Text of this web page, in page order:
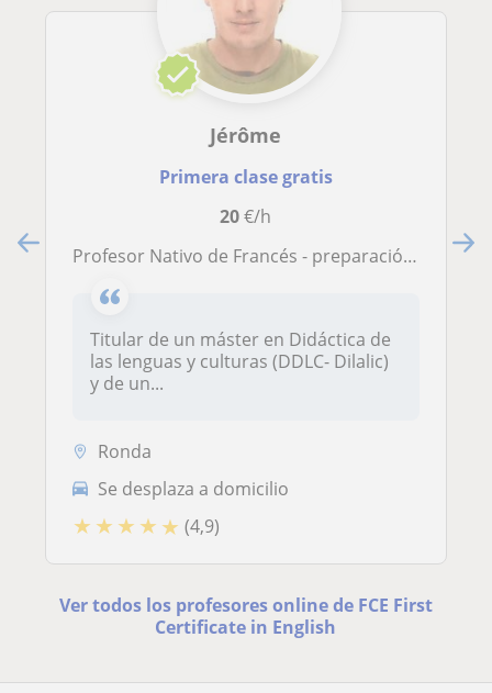
Jérôme
Primera clase gratis
20€/h
Profesor Nativo de Francés - preparación DELF (a1/a2/b1/b2)-DALF (c1/c2) / PET (b1) - FCE (b2), F.O.S, clases de conversación
Titular de un máster en Didáctica de
las lenguas y culturas (DDLC- Dilalic)
y de un...
Ronda
Se desplaza a domicilio
★ ★ ★ ★ ★ (4,9)
Ver todos los profesores online de FCE First
Certificate in English